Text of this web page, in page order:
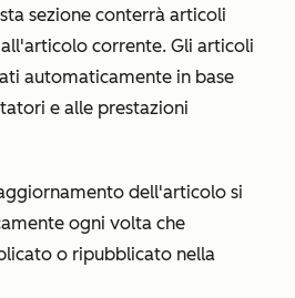
sezione conterrà articoli
corrente. Gli articoli
automaticamente in base
e alle prestazioni
dell'articolo si
ogni volta che
o ripubblicato nella